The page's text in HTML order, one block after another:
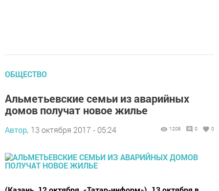
ОБЩЕСТВО
Альметьевские семьи из аварийных
домов получат новое жилье
Автор, 13 октября 2017 - 05:24 1208 0 0